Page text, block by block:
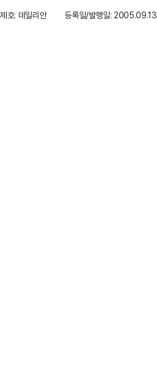
제호: 데일리안
등록일/발행일: 2005.09.13